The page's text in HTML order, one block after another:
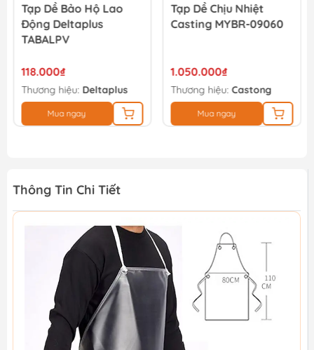
Tạp Dề Bảo Hộ Lao
Động Deltaplus
TABALPV
118.000₫
Thương hiệu: Deltaplus
Mua ngay
Tạp Dề Chịu Nhiệt
Casting MYBR-09060
1.050.000₫
Thương hiệu:Castong
Mua ngay
Thông Tin Chi Tiết